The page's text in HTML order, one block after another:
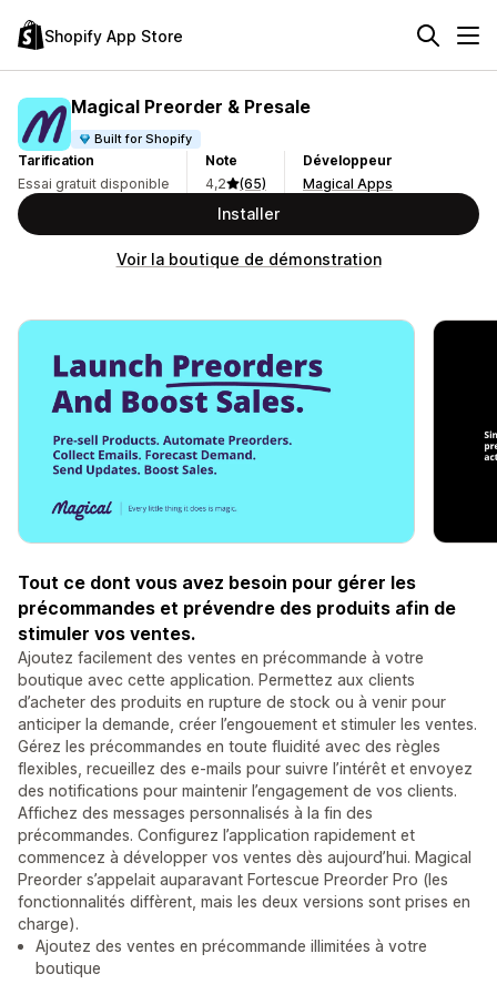
Shopify App Store
Magical Preorder & Presale
Built for Shopify
Tarification
Essai gratuit disponible
Note
4,2
(65)
Développeur
Magical Apps
Installer
Voir la boutique de démonstration
Tout ce dont vous avez besoin pour gérer les
précommandes et prévendre des produits afin de
stimuler vos ventes.
Ajoutez facilement des ventes en précommande à votre
boutique avec cette application. Permettez aux clients
d’acheter des produits en rupture de stock ou à venir pour
anticiper la demande, créer l’engouement et stimuler les ventes.
Gérez les précommandes en toute fluidité avec des règles
flexibles, recueillez des e-mails pour suivre l’intérêt et envoyez
des notifications pour maintenir l’engagement de vos clients.
Affichez des messages personnalisés à la fin des
précommandes. Configurez l’application rapidement et
commencez à développer vos ventes dès aujourd’hui. Magical
Preorder s’appelait auparavant Fortescue Preorder Pro (les
fonctionnalités diffèrent, mais les deux versions sont prises en
charge).
Ajoutez des ventes en précommande illimitées à votre
boutique